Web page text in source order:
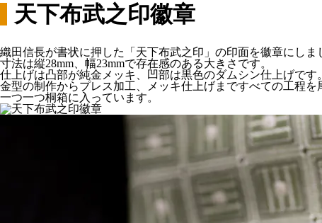
天下布武之印徽章
織田信長が書状に押した「天下布武之印」の印面を徽章にしま
寸法は縦28mm、幅23mmで存在感のある大きさです。
仕上げは凸部が純金メッキ、凹部は黒色のダムシン仕上げです。
金型の制作からプレス加工、メッキ仕上げまですべての工程を
一つ一つ桐箱に入っています。